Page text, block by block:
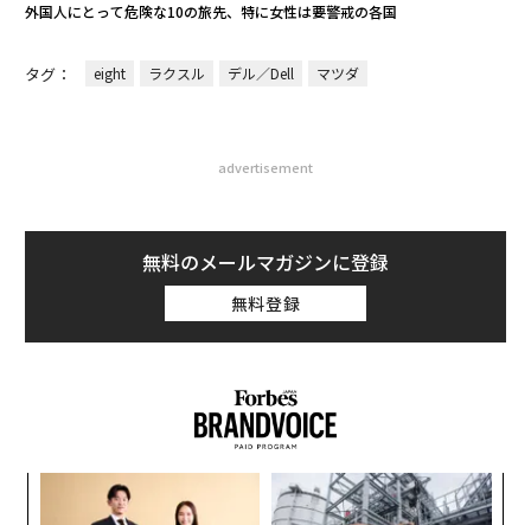
外国人にとって危険な10の旅先、特に女性は要警戒の各国
タグ： eight ラクスル デル／Dell マツダ
advertisement
無料のメールマガジンに登録
無料登録